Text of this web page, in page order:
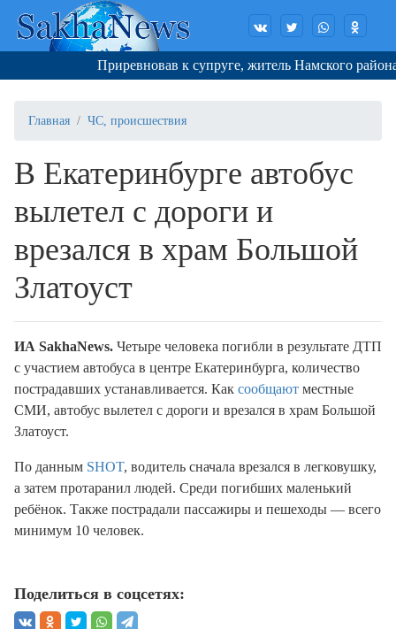
Приревновав к супруге, житель Намского района
Главная ЧС, происшествия
В Екатеринбурге автобус
вылетел с дороги и
врезался в храм Большой
Златоуст
ИА SakhaNews. Четыре человека погибли в результате ДТП
с участием автобуса в центре Екатеринбурга, количество
пострадавших устанавливается. Как сообщают местные
СМИ, автобус вылетел с дороги и врезался в храм Большой
Златоуст.
По данным SHOT, водитель сначала врезался в легковушку,
а затем протаранил людей. Среди погибших маленький
ребёнок. Также пострадали пассажиры и пешеходы — всего
минимум 10 человек.
Поделиться в соцсетях: